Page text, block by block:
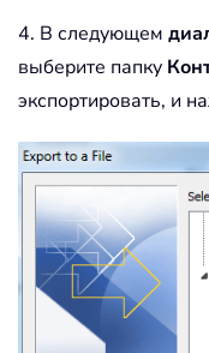
4. В следующем
выберите папку
экспортировать, и